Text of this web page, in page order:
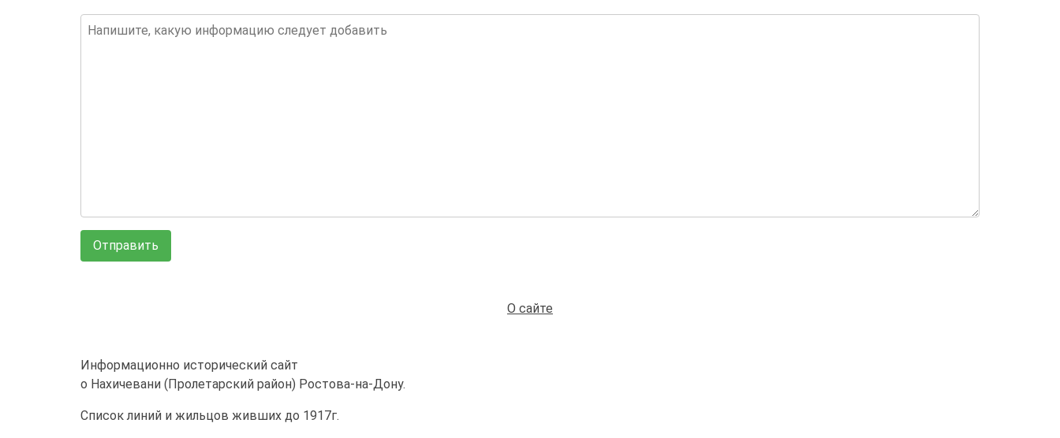
О сайте
Информационно исторический сайт
о Нахичевани (Пролетарский район) Ростова-на-Дону.
Список линий и жильцов живших до 1917г.